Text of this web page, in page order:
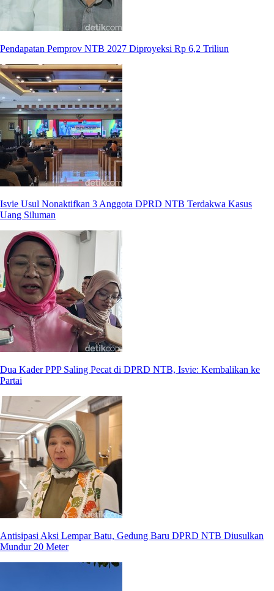
Pendapatan Pemprov NTB 2027 Diproyeksi Rp 6,2 Triliun
Isvie Usul Nonaktifkan 3 Anggota DPRD NTB Terdakwa Kasus
Uang Siluman
Dua Kader PPP Saling Pecat di DPRD NTB, Isvie: Kembalikan ke
Partai
Antisipasi Aksi Lempar Batu, Gedung Baru DPRD NTB Diusulkan
Mundur 20 Meter